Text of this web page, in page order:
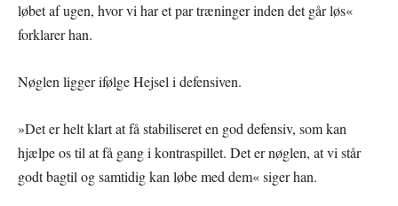
løbet af ugen, hvor vi har et par træninger inden det går løs«
forklarer han.
Nøglen ligger ifølge Hejsel i defensiven.
»Det er helt klart at få stabiliseret en god defensiv, som kan
hjælpe os til at få gang i kontraspillet. Det er nøglen, at vi står
godt bagtil og samtidig kan løbe med dem« siger han.